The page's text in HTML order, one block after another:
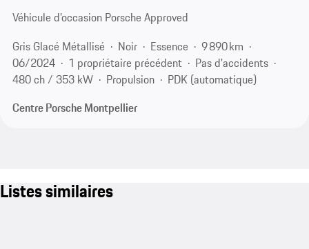
Véhicule d’occasion Porsche Approved
Gris Glacé Métallisé
Noir Essence
9 890 km
06/2024
1 propriétaire précédent
Pas d'accidents
480 ch / 353 kW
Propulsion
PDK (automatique)
Centre Porsche Montpellier
Listes similaires